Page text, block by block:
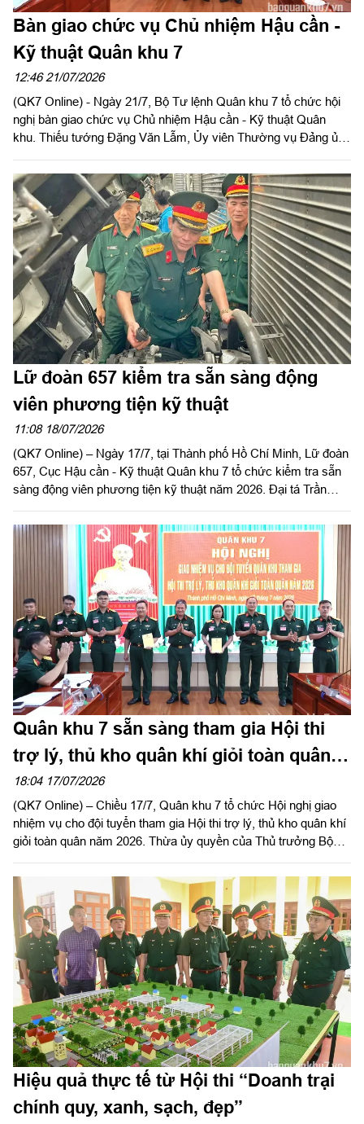
Bàn giao chức vụ Chủ nhiệm Hậu cần -
Kỹ thuật Quân khu 7
12:46 21/07/2026
(QK7 Online) - Ngày 21/7, Bộ Tư lệnh Quân khu 7 tổ chức hội
nghị bàn giao chức vụ Chủ nhiệm Hậu cần - Kỹ thuật Quân
khu. Thiếu tướng Đặng Văn Lẫm, Ủy viên Thường vụ Đảng ủy,
Thiếu tướng Trần Đức Thắng, Phó Chủ nhiệm Chính trị Quân
khu; Đại tá Trần Hữu Nhân, Phó Tham mưu trưởng Quân khu;
lãnh đạo Ủy ban Kiểm tra Đảng ủy Quân khu; các đồng chí
trong Ban Chủ nhiệm Cục Hậu cần - Kỹ thuật Quân khu; thủ
trưởng các phòng chức năng Quân khu và các đơn vị trực
thuộc Cục Hậu cần - Kỹ thuật.
Lữ đoàn 657 kiểm tra sẵn sàng động
viên phương tiện kỹ thuật
11:08 18/07/2026
(QK7 Online) – Ngày 17/7, tại Thành phố Hồ Chí Minh, Lữ đoàn
657, Cục Hậu cần - Kỹ thuật Quân khu 7 tổ chức kiểm tra sẵn
sàng động viên phương tiện kỹ thuật năm 2026. Đại tá Trần
Quân khu 7 sẵn sàng tham gia Hội thi
trợ lý, thủ kho quân khí giỏi toàn quân
năm 2026
18:04 17/07/2026
(QK7 Online) – Chiều 17/7, Quân khu 7 tổ chức Hội nghị giao
nhiệm vụ cho đội tuyển tham gia Hội thi trợ lý, thủ kho quân khí
giỏi toàn quân năm 2026. Thừa ủy quyền của Thủ trưởng Bộ
Kỹ thuật Quân khu chủ trì hội nghị.
Hiệu quả thực tế từ Hội thi “Doanh trại
chính quy, xanh, sạch, đẹp”